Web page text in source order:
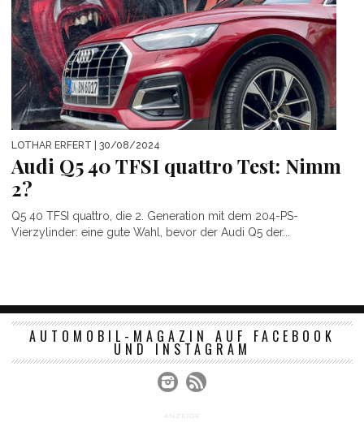
LOTHAR ERFERT | 30/08/2024
Audi Q5 40 TFSI quattro Test: Nimm
2?
Q5 40 TFSI quattro, die 2. Generation mit dem 204-PS-
Vierzylinder: eine gute Wahl, bevor der Audi Q5 der...
AUTOMOBIL-MAGAZIN AUF FACEBOOK
UND INSTAGRAM
ANZEIGE